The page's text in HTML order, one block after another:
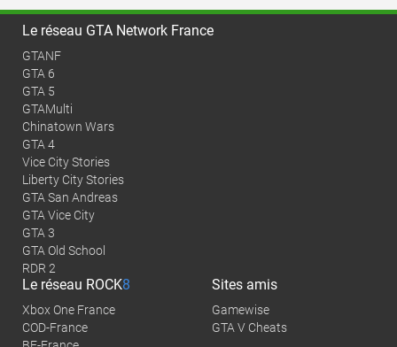
Le réseau GTA Network France
GTANF
GTA 6
GTA 5
GTAMulti
Chinatown Wars
GTA 4
Vice City Stories
Liberty City Stories
GTA San Andreas
GTA Vice City
GTA 3
GTA Old School
RDR 2
Le réseau ROCK8
Xbox One France
COD-France
Sites amis
Gamewise
GTA V Cheats